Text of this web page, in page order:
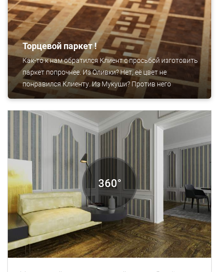
Торцевой паркет !
Как-то к нам обратился Клиент с просьбой изготовить
паркет попрочнее. Из Оливки? Нет, её цвет не
понравился Клиенту. Из Мукуши? Против него
возражала жена. Африканское дерево Эбен? Но и он не
заоблачная, а чёрный цвет казался мрачноватым. Вот
бы что-нибудь такое же, но поживее. Так может плитку?
Нет, плитка не годилась...